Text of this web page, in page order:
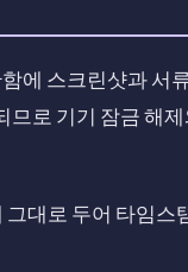
에 스크린샷과 서
로 기기 잠금 해
대로 두어 타임스